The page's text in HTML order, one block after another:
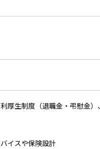
厚生制度（退職金・弔慰金
イスや保険設計